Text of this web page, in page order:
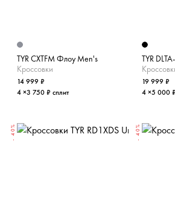
TYR CXTFM Флоу Men's
Кроссовки
14 999 ₽
4 ×3 750 ₽ сплит
TYR
19 999 ₽
4 ×5 000
- 40% - 40%